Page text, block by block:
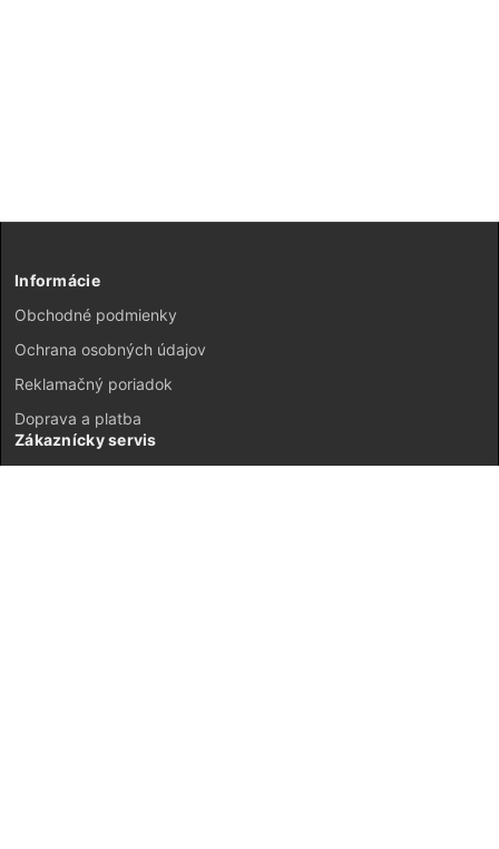
Informácie
Obchodné podmienky
Ochrana osobných údajov
Reklamačný poriadok
Doprava a platba
Zákaznícky servis